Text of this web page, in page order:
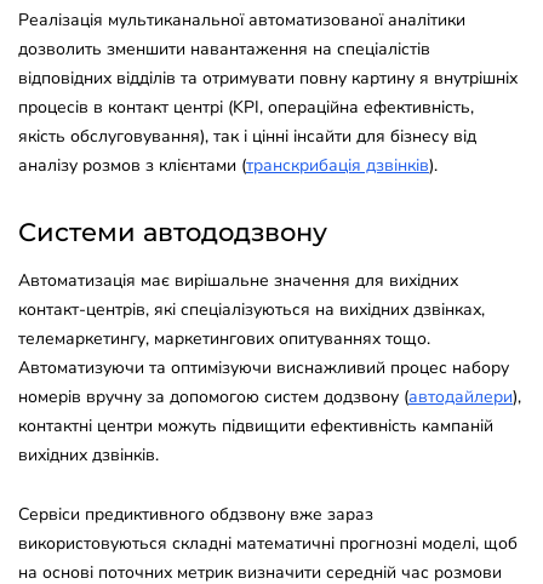
Реалізація мультиканальної автоматизованої аналітики
дозволить зменшити навантаження на спеціалістів
відповідних відділів та отримувати повну картину я внутрішніх
процесів в контакт центрі (KPI, операційна ефективність,
якість обслуговування), так і цінні інсайти для бізнесу від
аналізу розмов з клієнтами (транскрибація дзвінків).
Системи автододзвону
Автоматизація має вирішальне значення для вихідних
контакт-центрів, які спеціалізуються на вихідних дзвінках,
телемаркетингу, маркетингових опитуваннях тощо.
Автоматизуючи та оптимізуючи виснажливий процес набору
номерів вручну за допомогою систем додзвону (автодайлери),
контактні центри можуть підвищити ефективність кампаній
вихідних дзвінків.
Сервіси предиктивного обдзвону вже зараз
використовуються складні математичні прогнозні моделі, щоб
на основі поточних метрик визначити середній час розмови